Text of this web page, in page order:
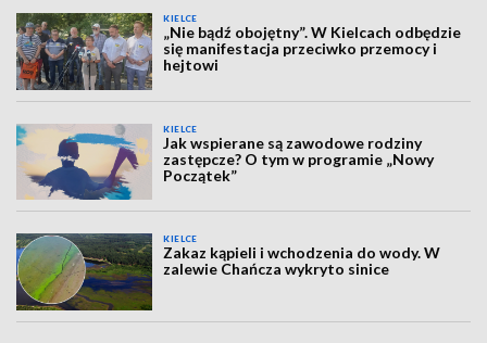
KIELCE
„Nie bądź obojętny”. W Kielcach odbędzie
się manifestacja przeciwko przemocy i
hejtowi
KIELCE
Jak wspierane są zawodowe rodziny
zastępcze? O tym w programie „Nowy
Początek”
KIELCE
Zakaz kąpieli i wchodzenia do wody. W
zalewie Chańcza wykryto sinice